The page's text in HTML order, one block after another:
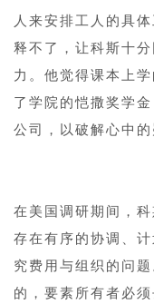
人来安排工人的具
释不了，让科斯十
力。他觉得课本上
了学院的恺撒奖学
公司，以破解心中的
在美国调研期间，
存在有序的协调、
究费用与组织的问
的，要素所有者必